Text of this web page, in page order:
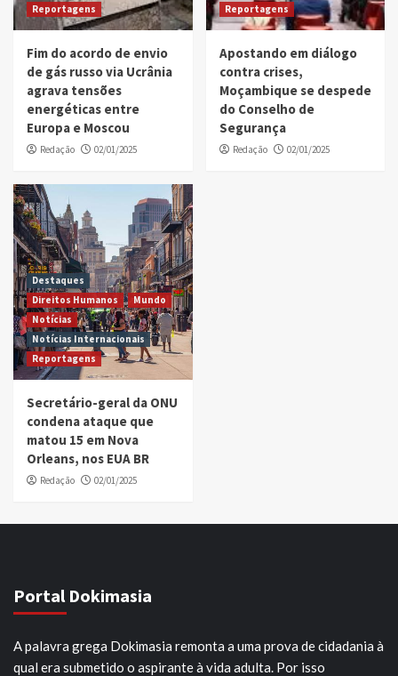
Reportagens
Fim do acordo de envio
de gás russo via Ucrânia
agrava tensões
energéticas entre
Europa e Moscou
Redação 02/01/2025
Reportagens
Apostando em diálogo
contra crises,
Moçambique se despede
do Conselho de
Segurança
Redação 02/01/2025
Destaques
Direitos Humanos
Mundo
Notícias
Notícias Internacionais
Reportagens
Secretário-geral da ONU
condena ataque que
matou 15 em Nova
Orleans, nos EUA BR
Redação 02/01/2025
Portal Dokimasia
A palavra grega Dokimasia remonta a uma prova de cidadania à
qual era submetido o aspirante à vida adulta. Por isso